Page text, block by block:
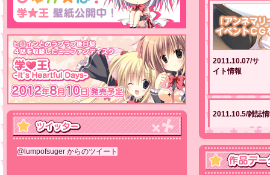
@lumpofsuger からのツイート
2011.10.07/サ
イト情報
2011.10.5/雑誌
BugBug11月号
イベントCG、ス